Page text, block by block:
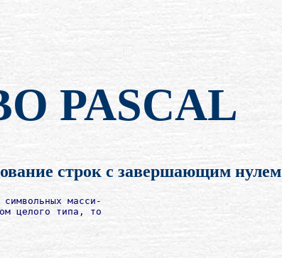
PASCAL
строк с завершающим нулем
символьных масси-
целого типа, то